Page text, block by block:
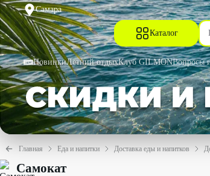
Самара
Каталог
НовинкиЛетний отдыхКлуб GILMONВопросы
Главная Еда и напитки Доставка еды и напитков
Доставка продуктов при заказе от 700₽ со
Самокат